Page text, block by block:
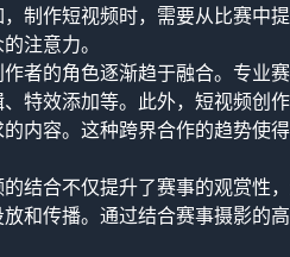
制作短视频时，需要从比赛中
注意力。
者的角色逐渐趋于融合。专业
特效添加等。此外，短视频创
内容。这种跨界合作的趋势使
结合不仅提升了赛事的观赏性
和传播。通过结合赛事摄影的